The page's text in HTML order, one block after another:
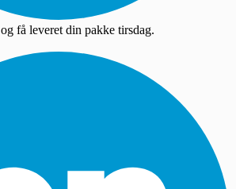
og få leveret din pakke tirsdag.